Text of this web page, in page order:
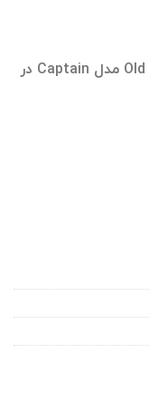
استیک ضد تعریق الد اسپایس – Old Spice مدل Captain در